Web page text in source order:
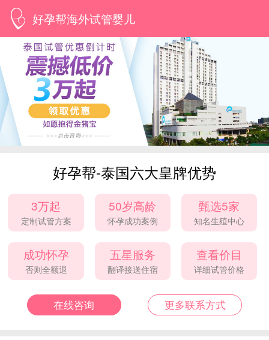
好孕帮海外试管婴儿
好孕帮-泰国六大皇牌优势
3万起
定制试管方案
50岁高龄
怀孕成功案例
甄选5家
知名生殖中心
成功怀孕
否则全额退
五星服务
翻译接送住宿
查看价目
详细试管价格
在线咨询 更多联系方式